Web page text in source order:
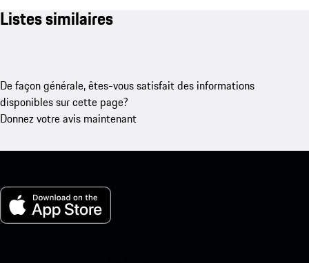
Listes similaires
De façon générale, êtes-vous satisfait des informations
disponibles sur cette page?
Donnez votre avis maintenant